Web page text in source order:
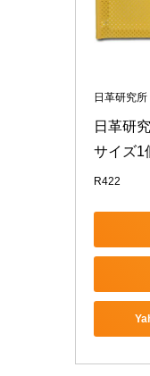
日革研究所
日革研
サイズ1
R422